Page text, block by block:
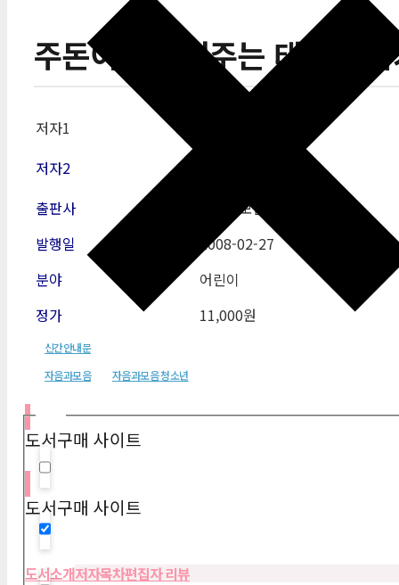
주돈이가 들려주는 태극 이
저자1
저자2
출판사
자음과모음
발행일
2008-02-27
분야
어린이
정가
11,000원
신간안내문
자음과모음
자음과모음 청소년
도서구매 사이트
도서구매 사이트
도서소개저자목차편집자 리뷰